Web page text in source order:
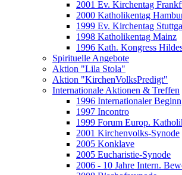
2001 Ev. Kirchentag
2000 Katholikentag
1999 Ev. Kirchentag
1998 Katholikentag Mainz
1996 Kath. Kongress
Spirituelle Angebote
Aktion "Lila Stola"
Aktion "KirchenVolksPredigt"
Internationale Aktionen & Treffen
1996 Internationaler Beginn
1997 Incontro
1999 Forum Europ.
2001 Kirchenvolks-Synode
2005 Konklave
2005 Eucharistie-Synode
2006 - 10 Jahre Intern.